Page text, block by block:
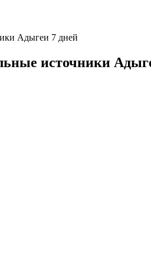
Адыгеи 7 дней
источники